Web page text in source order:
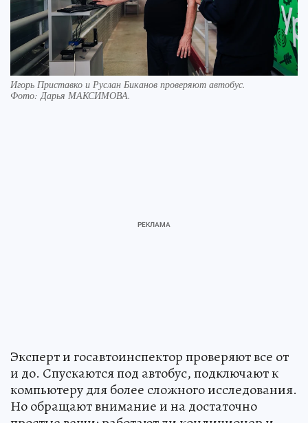
Игорь Приставко и Руслан Биканов проверяют автобус.
Фото:Дарья МАКСИМОВА.
Эксперт и госавтоинспектор проверяют все от
и до. Спускаются под автобус, подключают к
компьютеру для более сложного исследования.
Но обращают внимание и на достаточно